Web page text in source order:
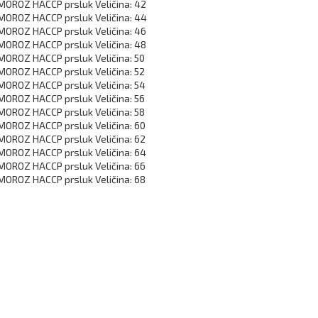
HACCP prsluk Veličina: 42
HACCP prsluk Veličina: 44
HACCP prsluk Veličina: 46
HACCP prsluk Veličina: 48
HACCP prsluk Veličina: 50
HACCP prsluk Veličina: 52
HACCP prsluk Veličina: 54
HACCP prsluk Veličina: 56
HACCP prsluk Veličina: 58
HACCP prsluk Veličina: 60
HACCP prsluk Veličina: 62
HACCP prsluk Veličina: 64
HACCP prsluk Veličina: 66
HACCP prsluk Veličina: 68